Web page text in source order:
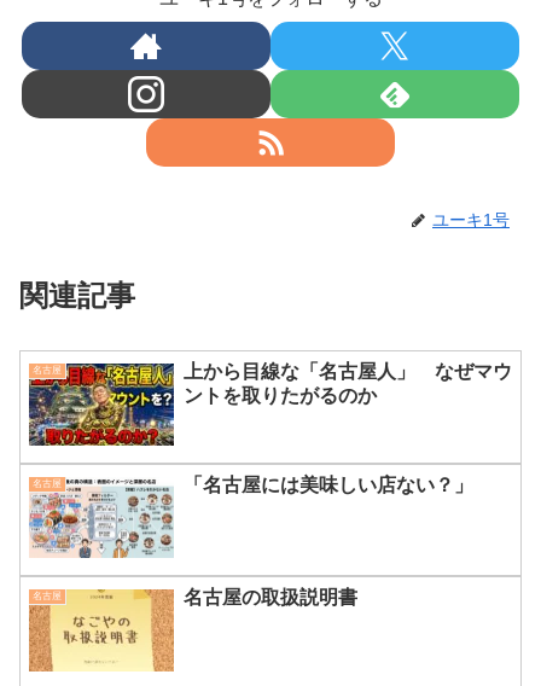
ユーキ1号
関連記事
名古屋
上から目線な「名古屋人」 なぜマウ
ントを取りたがるのか
名古屋 「名古屋には美味しい店ない？」
名古屋 名古屋の取扱説明書